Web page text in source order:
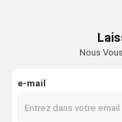
Nous
e-mail